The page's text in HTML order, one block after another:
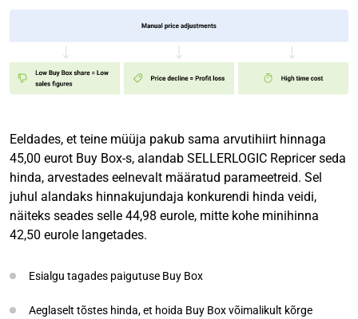
Eeldades, et teine müüja pakub sama arvutihiirt hinnaga
45,00 eurot Buy Box-s, alandab SELLERLOGIC Repricer seda
hinda, arvestades eelnevalt määratud parameetreid. Sel
juhul alandaks hinnakujundaja konkurendi hinda veidi,
näiteks seades selle 44,98 eurole, mitte kohe minihinna
42,50 eurole langetades.
Esialgu tagades paigutuse Buy Box
Aeglaselt tõstes hinda, et hoida Buy Box võimalikult kõrge